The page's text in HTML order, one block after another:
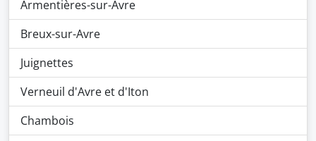
Armentières-sur-Avre
Breux-sur-Avre
Juignettes
Verneuil d'Avre et d'Iton
Chambois